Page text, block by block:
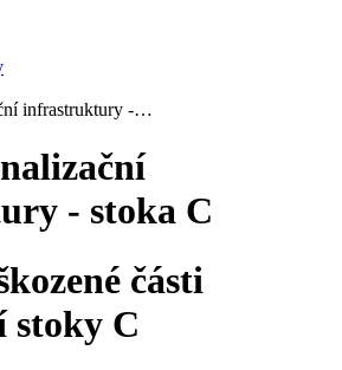
infrastruktury -…
- stoka C
části
stoky C